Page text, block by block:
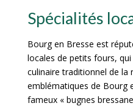
Spécialités
Bourg en Bresse est
locales de petits fours,
culinaire traditionnel de la
emblématiques de Bourg
fameux « bugnes